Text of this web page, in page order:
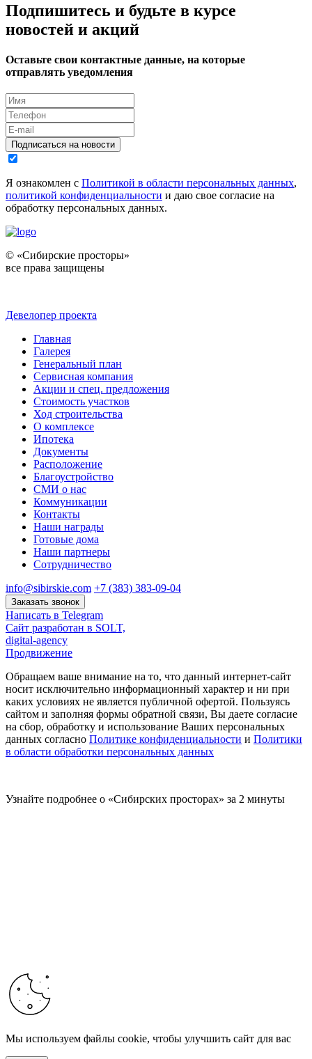
Подпишитесь и будьте в курсе
новостей и акций
Оставьте свои контактные данные, на которые
отправлять уведомления
Подписаться на новости
Я ознакомлен с Политикой в области персональных данных,
политикой конфиденциальности и даю свое согласие на
обработку персональных данных.
© «Сибирские просторы»
все права защищены
Девелопер проекта
Главная
Галерея
Генеральный план
Сервисная компания
Акции и спец. предложения
Стоимость участков
Ход строительства
О комплексе
Ипотека
Документы
Расположение
Благоустройство
СМИ о нас
Коммуникации
Контакты
Наши награды
Готовые дома
Наши партнеры
Сотрудничество
info@sibirskie.com +7 (383) 383-09-04
Заказать звонок
Написать в Telegram
Сайт разработан в SOLT,
digital-agency
Продвижение
Обращаем ваше внимание на то, что данный интернет-сайт
носит исключительно информационный характер и ни при
каких условиях не является публичной офертой. Пользуясь
сайтом и заполняя формы обратной связи, Вы даете согласие
на сбор, обработку и использование Ваших персональных
данных согласно Политике конфиденциальности и Политики
в области обработки персональных данных
Узнайте подробнее о «Сибирских просторах» за 2 минуты
Мы используем файлы cookie, чтобы улучшить сайт для вас